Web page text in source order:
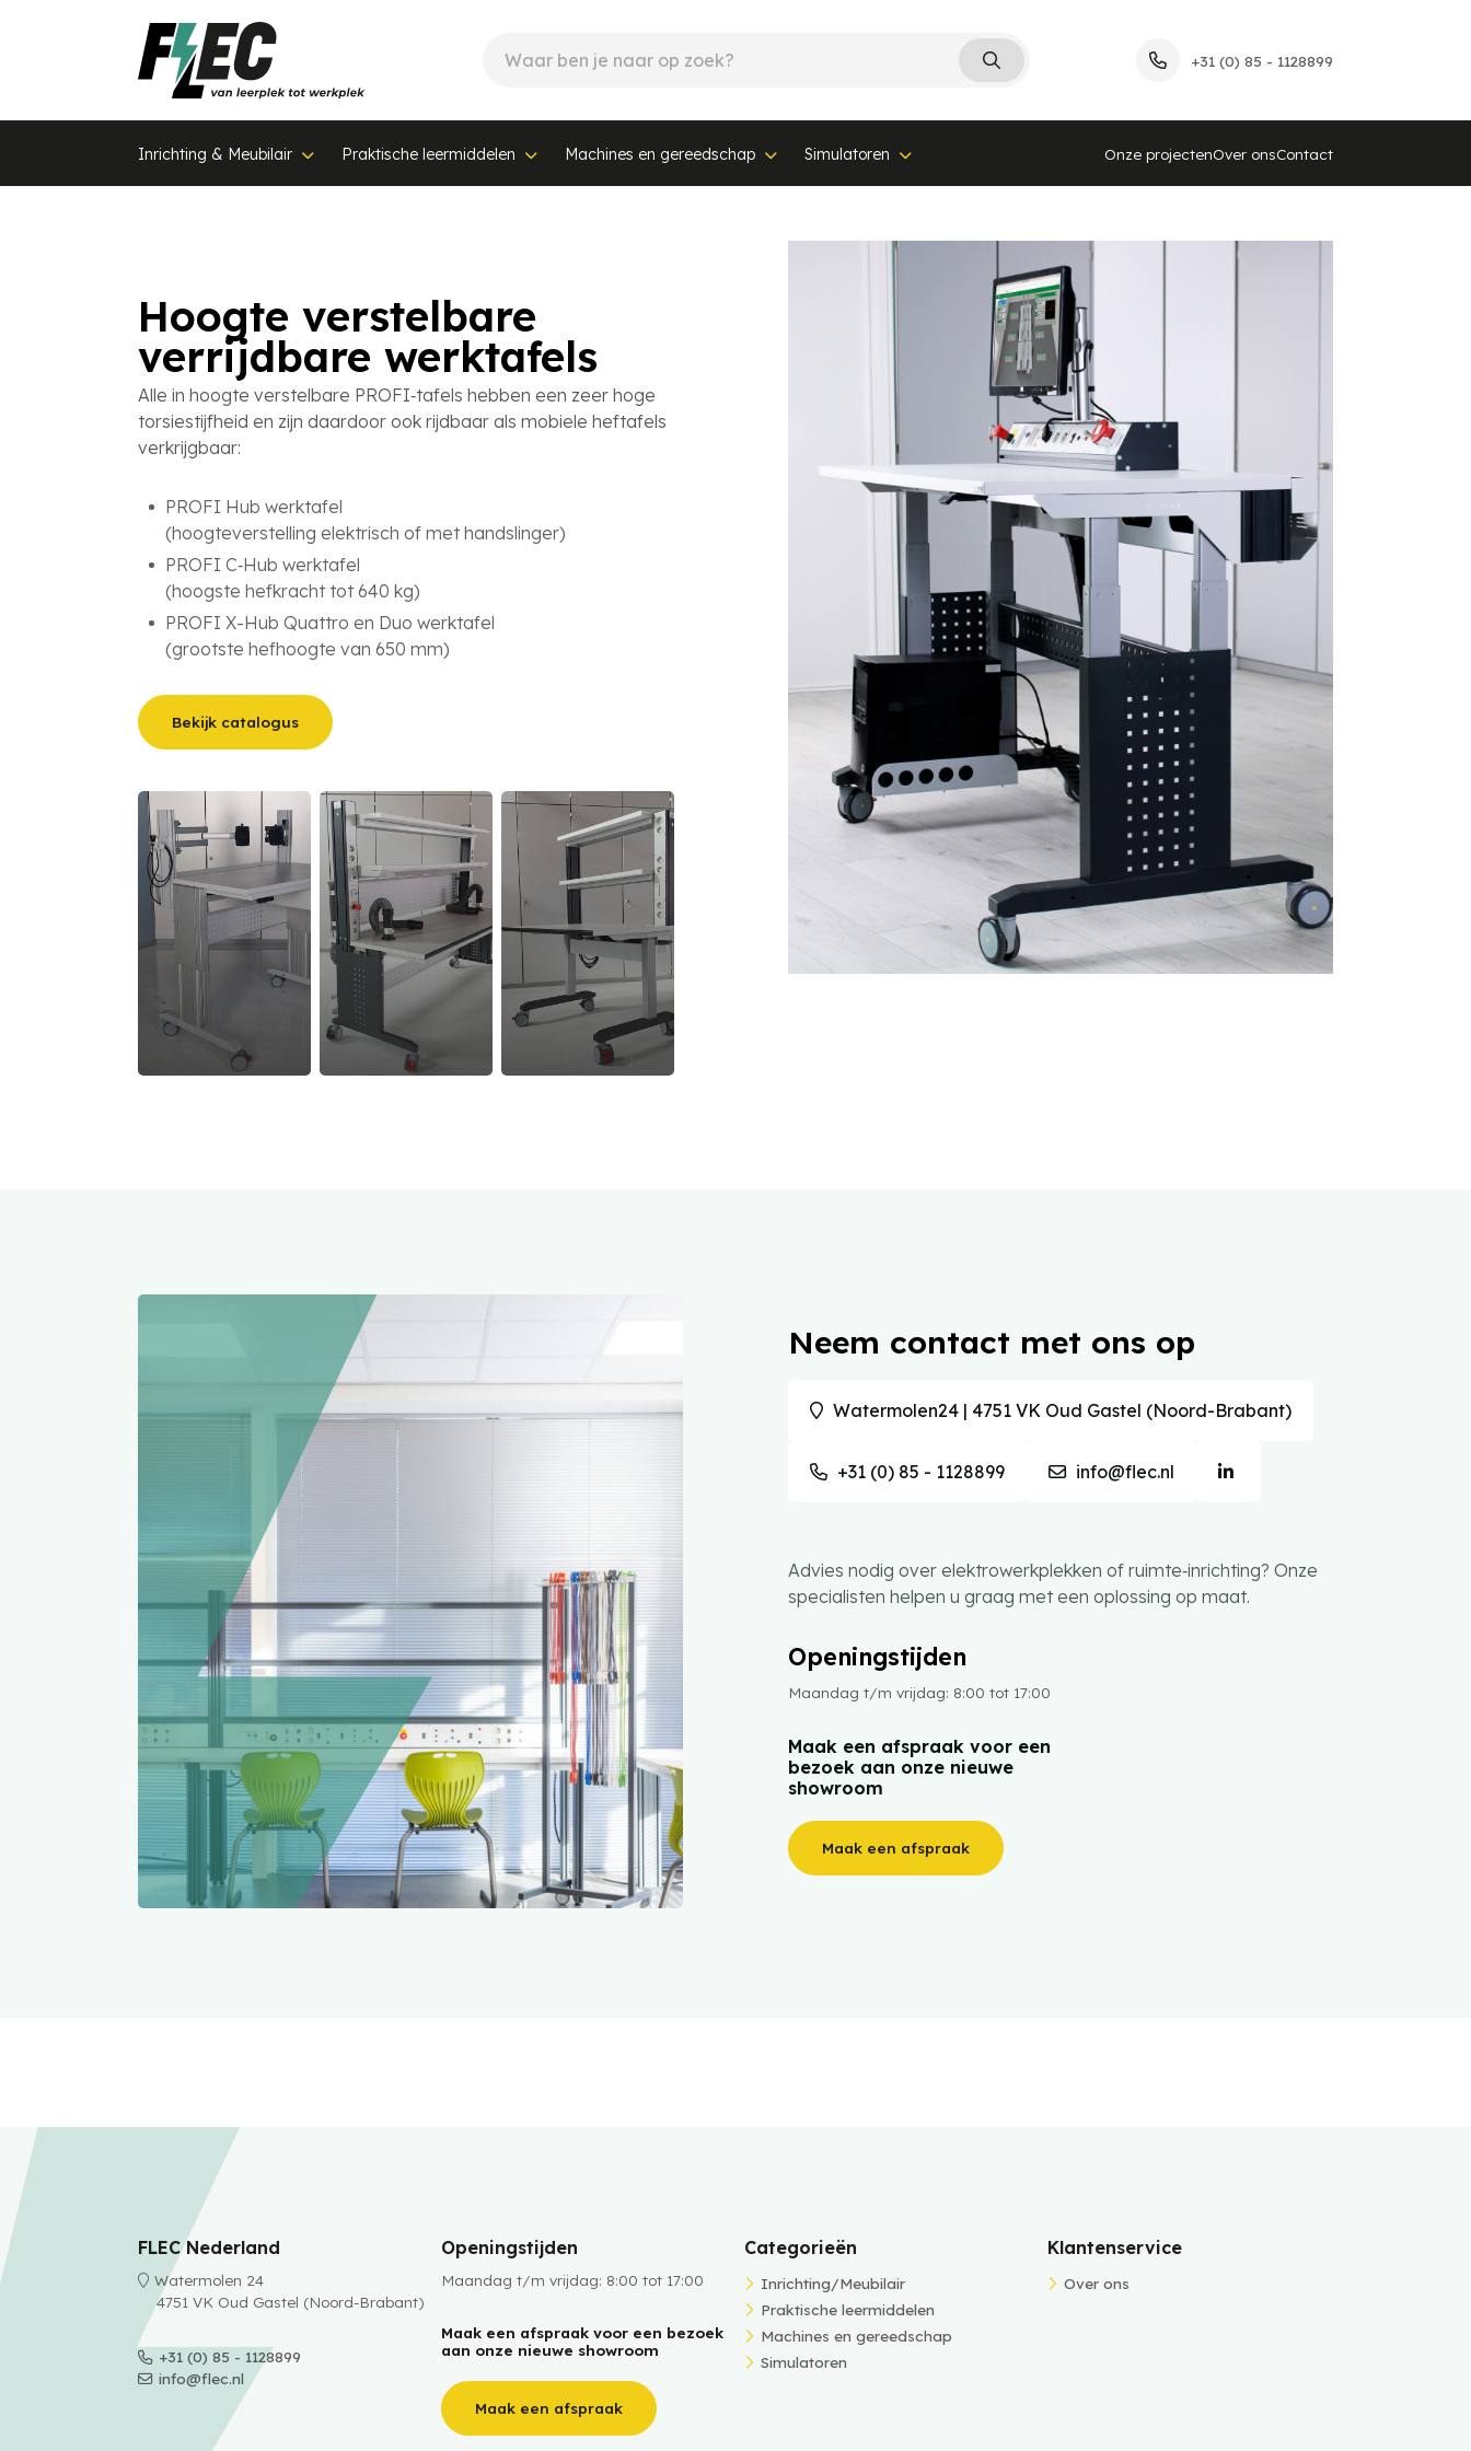
+31 (0) 85 - 1128899
Inrichting & Meubilair Praktische leermiddelen Machines en gereedschap Simulatoren Onze projectenOver onsContact
Hoogte verstelbare
verrijdbare werktafels
Alle in hoogte verstelbare PROFI‑tafels hebben een zeer hoge
torsiestijfheid en zijn daardoor ook rijdbaar als mobiele heftafels
verkrijgbaar:
PROFI Hub werktafel
(hoogteverstelling elektrisch of met handslinger)
PROFI C‑Hub werktafel
(hoogste hefkracht tot 640 kg)
PROFI X-Hub Quattro en Duo werktafel
(grootste hefhoogte van 650 mm)
Bekijk catalogus
Neem contact met ons op
Watermolen24 | 4751 VK Oud Gastel (Noord-Brabant)
+31 (0) 85 - 1128899 info@flec.nl
Advies nodig over elektrowerkplekken of ruimte‑inrichting? Onze
specialisten helpen u graag met een oplossing op maat.
Openingstijden
Maandag t/m vrijdag: 8:00 tot 17:00
Maak een afspraak voor een
bezoek aan onze nieuwe
showroom
Maak een afspraak
FLEC Nederland
Watermolen 24
4751 VK Oud Gastel (Noord-Brabant)
+31 (0) 85 - 1128899
info@flec.nl
Openingstijden
Maandag t/m vrijdag: 8:00 tot 17:00
Maak een afspraak voor een bezoek
aan onze nieuwe showroom
Maak een afspraak
Categorieën
Inrichting/Meubilair
Praktische leermiddelen
Machines en gereedschap
Simulatoren
Klantenservice
Over ons